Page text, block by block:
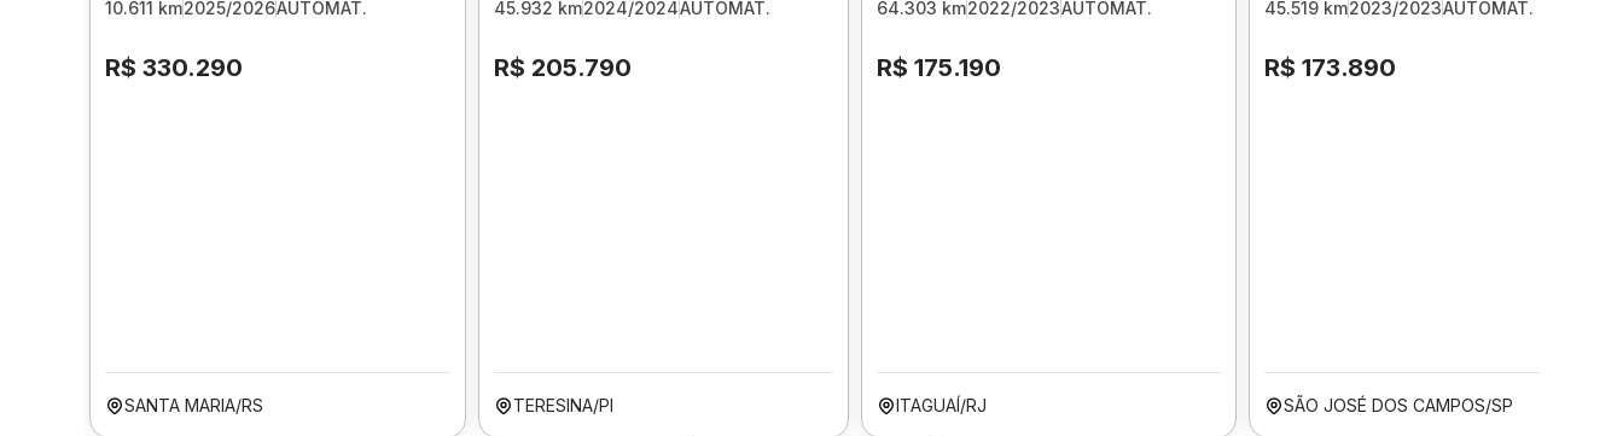
10.611 km2025/2026AUTOMAT.
R$ 330.290
SANTA MARIA/RS
45.932 km2024/2024AUTOMAT.
R$ 205.790
TERESINA/PI
64.303 km2022/2023AUTOMAT.
R$ 175.190
ITAGUAÍ/RJ
45.519 km2023/2023AUTOMAT.
R$ 173.890
SÃO JOSÉ DOS CAMPOS/SP